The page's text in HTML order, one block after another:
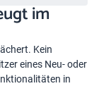
im
Kein
eines Neu- oder
in